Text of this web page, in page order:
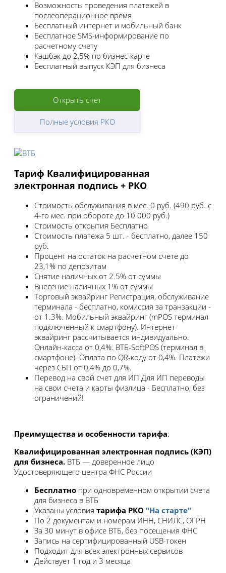
Возможность проведения платежей в
послеоперационное время
Бесплатный интернет и мобильный банк
Бесплатное SMS-информирование по
расчетному счету
Кэшбэк до 2,5% по бизнес-карте
Бесплатный выпуск КЭП для бизнеса
Открыть счет
Полные условия РКО
Тариф Квалифицированная
электронная подпись + РКО
Стоимость обслуживания в мес. 0 руб. (490 руб. с
4-го мес. при обороте до 10 000 руб.)
Стоимость открытия Бесплатно
Стоимость платежа 5 шт. - бесплатно, далее 150
руб.
Процент на остаток на расчетном счете до
23,1% по депозитам
Снятие наличных от 2.5% от суммы
Внесение наличных 1% от суммы
Торговый эквайринг Регистрация, обслуживание
терминала - бесплатно, комиссия за транзакции -
от 1.3%. Мобильный эквайринг (mPOS терминал
подключенный к смартфону). Интернет-
эквайринг рассчитывается индивидуально.
Онлайн-касса от 0,4%. ВТБ-SoftPOS (терминал в
смартфоне). Оплата по QR-коду от 0,4%. Платежи
через СБП от 0,4% до 0,7%.
Перевод на свой счет для ИП Для ИП переводы
на свои счета и карты физлица - Бесплатно, без
ограничений!
Преимущества и особенности тарифа:
Квалифицированная электронная подпись (КЭП)
для бизнеса. ВТБ — доверенное лицо
Удостоверяющего центра ФНС России
Бесплатно при одновременном открытии счета
для бизнеса в ВТБ
Указаны условия тарифа РКО "На старте"
По 2 документам и номерам ИНН, СНИЛС, ОГРН
За 30 минут в офисе ВТБ, без посещения ФНС
Запись на сертифицированный USB-токен
Подходит для всех электронных сервисов
Действует 1 год и 3 месяца